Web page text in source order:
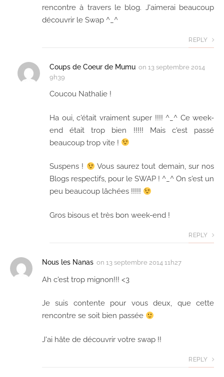
rencontre à travers le blog. J'aimerai beaucoup
découvrir le Swap ^_^
REPLY
Coups de Coeur de Mumu on 13 septembre 2014
9h39
Coucou Nathalie !
Ha oui, c'était vraiment super !!!! ^_^ Ce week-
end était trop bien !!!!! Mais c'est passé
beaucoup trop vite !
Suspens !
Vous saurez tout demain, sur nos
Blogs respectifs, pour le SWAP ! ^_^ On s'est un
peu beaucoup lâchées !!!!!
Gros bisous et très bon week-end !
REPLY
Nous les Nanas on 13 septembre 2014 11h27
Ah c'est trop mignon!!! <3
Je suis contente pour vous deux, que cette
rencontre se soit bien passée
J'ai hâte de découvrir votre swap !!
REPLY